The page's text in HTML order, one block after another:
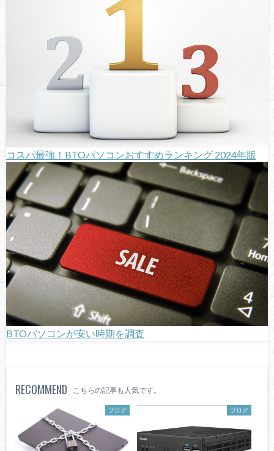
コスパ最強！BTOパソコンおすすめランキング 2024年版
BTOパソコンが安い時期を調査
RECOMMEND こちらの記事も人気です。
ブログ ブログ